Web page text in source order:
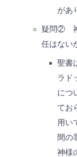
があ
疑問② 神
任はない
聖書
ラド
につ
てお
用い
間の
神様